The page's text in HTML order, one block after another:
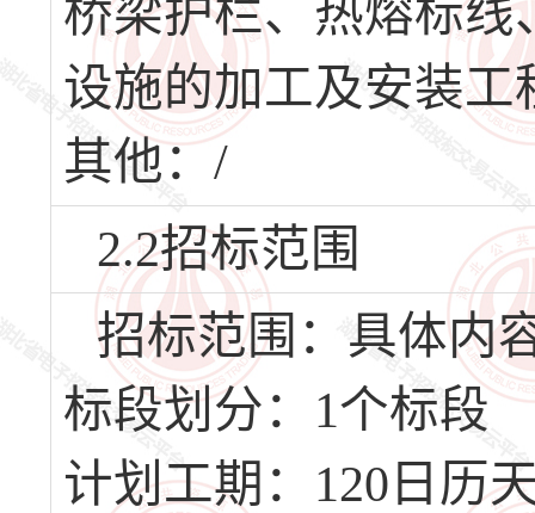
桥梁护栏、热熔标
设施的加工及安装工
其他：/
2.2招标范围
招标范围：具体内
标段划分：1个标段
计划工期：120日历